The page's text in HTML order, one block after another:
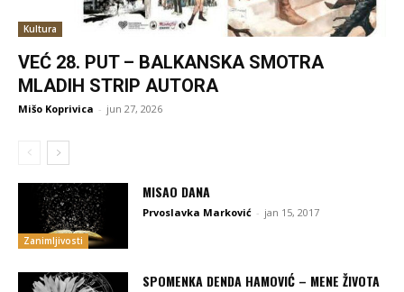
Kultura
VEĆ 28. PUT – BALKANSKA SMOTRA
MLADIH STRIP AUTORA
Mišo Koprivica - jun 27, 2026
Zanimljivosti
MISAO DANA
Prvoslavka Marković - jan 15, 2017
SPOMENKA DENDA HAMOVIĆ – MENE ŽIVOTA